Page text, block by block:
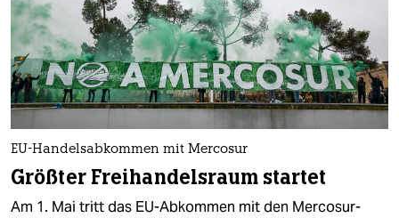
kultur
sport
berlin
nord
wahrheit
verlag
EU-Handelsabkommen mit Mercosur
Größter Freihandelsraum startet
Am 1. Mai tritt das EU-Abkommen mit den Mercosur-